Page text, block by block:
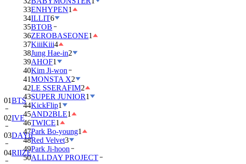
33ENHYPEN1
34ILLIT6
35BTOB
36ZEROBASEONE1
37KiiiKiii4
38Jung Hae-in2
39AHOF1
40Kim Ji-won
41MONSTA X2
42LE SSERAFIM2
43SUPER JUNIOR1
44KickFlip1
45AND2BLE1
46TWICE1
47Park Bo-young1
48Red Velvet3
49Park Ji-hoon
50ALLDAY PROJECT
BTS
02IVE
03DAY6
04RIIZE
05NCT